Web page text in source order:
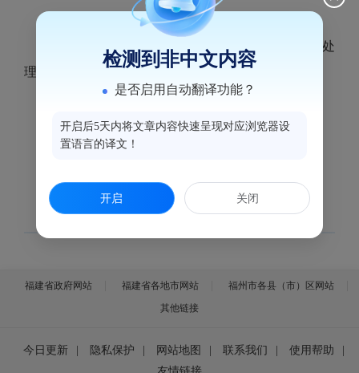
1.对12345、12320等投诉平台投诉件进行核实处
理。
2.开展卫生监督日常监督检查。
（二）监测科
1.开展食源性疾病病例审核。
福建省政府网站 福建省各地市网站
福州市各县（市）区网站
其他链接
今日更新 隐私保护 网站地图 联系我们 使用帮助
检测到非中文内容
是否启用自动翻译功能？
开启后5天内将文章内容快速呈现对应浏览器设
置语言的译文！
开启 关闭